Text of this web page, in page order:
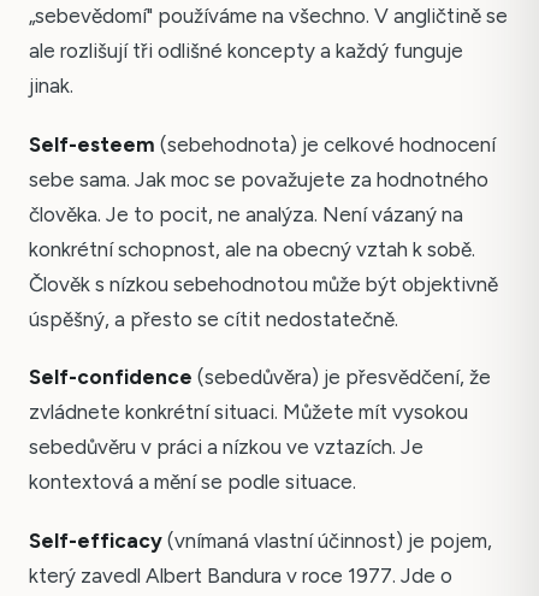
„sebevědomí" používáme na všechno. V angličtině se
ale rozlišují tři odlišné koncepty a každý funguje
jinak.
Self-esteem (sebehodnota) je celkové hodnocení
sebe sama. Jak moc se považujete za hodnotného
člověka. Je to pocit, ne analýza. Není vázaný na
konkrétní schopnost, ale na obecný vztah k sobě.
Člověk s nízkou sebehodnotou může být objektivně
úspěšný, a přesto se cítit nedostatečně.
Self-confidence (sebedůvěra) je přesvědčení, že
zvládnete konkrétní situaci. Můžete mít vysokou
sebedůvěru v práci a nízkou ve vztazích. Je
kontextová a mění se podle situace.
Self-efficacy (vnímaná vlastní účinnost) je pojem,
který zavedl Albert Bandura v roce 1977. Jde o